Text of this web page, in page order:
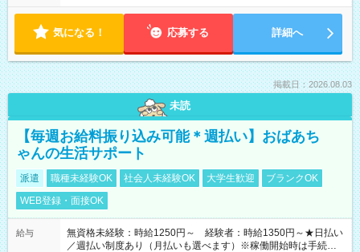
気になる！ 応募する 詳細へ
掲載日：2026.08.03
未読
【毎週お給料振り込み可能＊週払い】おばあち
ゃんの生活サポート
派遣 職種未経験OK 社会人未経験OK 大学生歓迎
ブランクOK
WEB登録・面接OK
給与
無資格未経験：時給1250円～ 経験者：時給1350円～★日払い
／週払い制度あり（月払いも選べます）※稼働開始時は手続き完